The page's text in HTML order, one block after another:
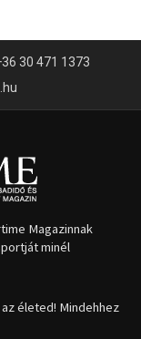
30 471 1373
Magazinnak
minél
életed! Mindehhez